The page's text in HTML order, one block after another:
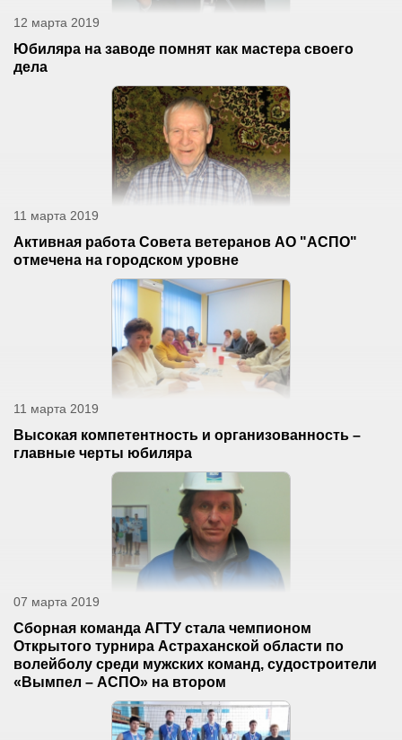
12 марта 2019
Юбиляра на заводе помнят как мастера своего
дела
11 марта 2019
Активная работа Совета ветеранов АО "АСПО"
отмечена на городском уровне
11 марта 2019
Высокая компетентность и организованность –
главные черты юбиляра
07 марта 2019
Сборная команда АГТУ стала чемпионом
Открытого турнира Астраханской области по
волейболу среди мужских команд, судостроители
«Вымпел – АСПО» на втором